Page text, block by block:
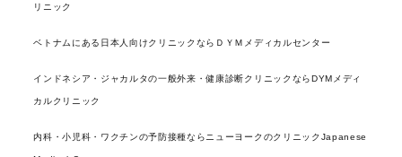
リニック
ベトナムにある日本人向けクリニックならＤＹＭメディカルセンター
インドネシア・ジャカルタの一般外来・健康診断クリニックならDYMメディ
カルクリニック
内科・小児科・ワクチンの予防接種ならニューヨークのクリニックJapanese